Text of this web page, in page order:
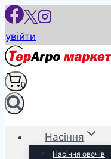
Перейти
вмісту
увійти
0
Насіння
Насіння овочів